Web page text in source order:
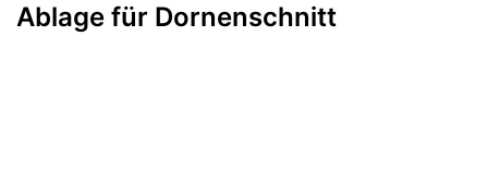
Ablage für Dornenschnitt